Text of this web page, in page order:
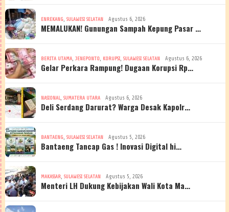
ENREKANG, SULAWESI SELATAN Agustus 6, 2026
MEMALUKAN! Gunungan Sampah Kepung Pasar …
BERITA UTAMA, JENEPONTO, KORUPSI, SULAWESI SELATAN Agustus 6, 2026
Gelar Perkara Rampung! Dugaan Korupsi Rp…
NASIONAL, SUMATERA UTARA Agustus 6, 2026
Deli Serdang Darurat? Warga Desak Kapolr…
BANTAENG, SULAWESI SELATAN Agustus 5, 2026
Bantaeng Tancap Gas ! Inovasi Digital hi…
MAKASSAR, SULAWESI SELATAN Agustus 5, 2026
Menteri LH Dukung Kebijakan Wali Kota Ma…